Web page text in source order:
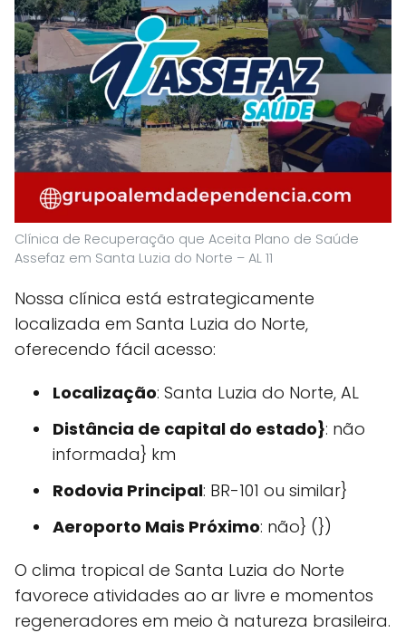
Clínica de Recuperação que Aceita Plano de Saúde
Assefaz em Santa Luzia do Norte – AL 11
Nossa clínica está estrategicamente
localizada em Santa Luzia do Norte,
oferecendo fácil acesso:
Localização: Santa Luzia do Norte, AL
Distância de capital do estado}: não
informada} km
Rodovia Principal: BR-101 ou similar}
Aeroporto Mais Próximo: não} (})
O clima tropical de Santa Luzia do Norte
favorece atividades ao ar livre e momentos
regeneradores em meio à natureza brasileira.